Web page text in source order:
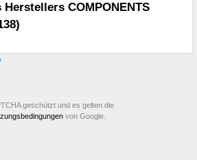
COMPONENTS
geschützt und es gelten die
von Google.